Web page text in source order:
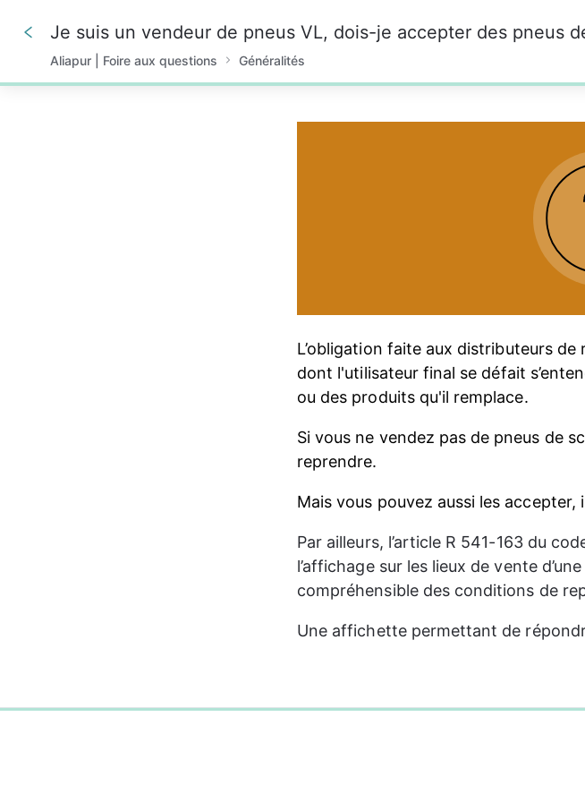
0%
Aliapur | Foire aux questions Généralités
L’obligation faite aux distributeurs
dont l'utilisateur final se défait
ou des produits qu'il remplace.
Si vous ne vendez pas de pneus de
reprendre.
Mais vous pouvez aussi les
Par ailleurs, l’article R 541-163 du
l’affichage sur les lieux de vente
compréhensible des conditions de
Une affichette permettant de
0%